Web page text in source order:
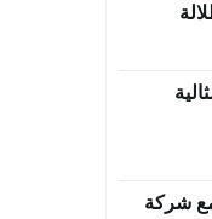
شركة